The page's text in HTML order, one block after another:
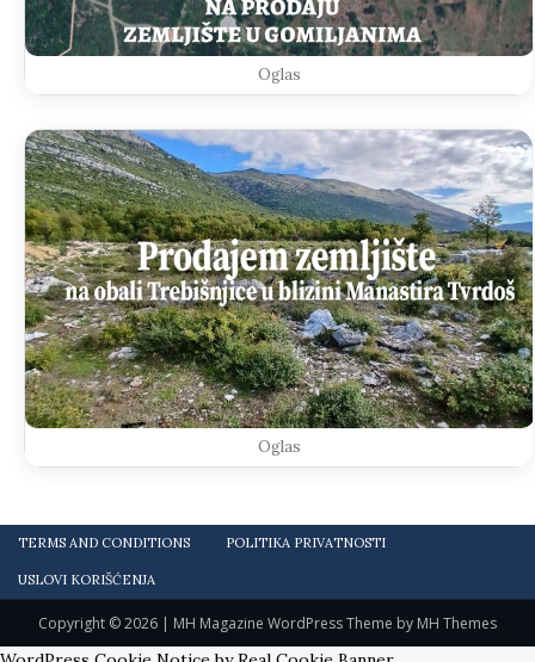
Oglas
Oglas
TERMS AND CONDITIONS POLITIKA PRIVATNOSTI
USLOVI KORIŠĆENJA
Copyright © 2026 | MH Magazine WordPress Theme by MH Themes